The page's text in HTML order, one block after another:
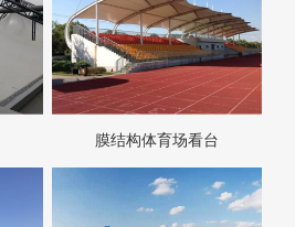
膜结构体育场看台